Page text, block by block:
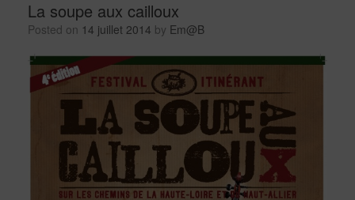
La soupe aux cailloux
Posted on 14 juillet 2014 by Em@B